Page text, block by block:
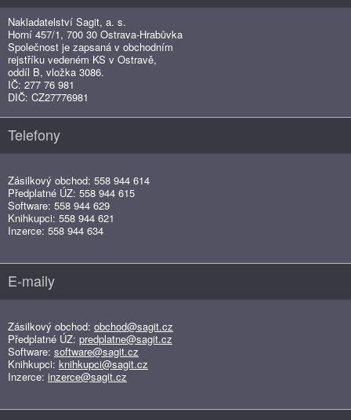
Nakladatelství Sagit, a. s.
Horní 457/1, 700 30 Ostrava-Hrabůvka
Společnost je zapsaná v obchodním
rejstříku vedeném KS v Ostravě,
oddíl B, vložka 3086.
IČ: 277 76 981
DIČ: CZ27776981
Telefony
Zásilkový obchod: 558 944 614
Předplatné ÚZ: 558 944 615
Software: 558 944 629
Knihkupci: 558 944 621
Inzerce: 558 944 634
E-maily
Zásilkový obchod: obchod@sagit.cz
Předplatné ÚZ: predplatne@sagit.cz
Software: software@sagit.cz
Knihkupci: knihkupci@sagit.cz
Inzerce: inzerce@sagit.cz